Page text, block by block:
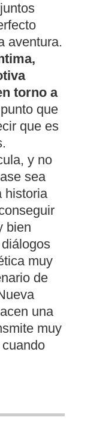
aventura.
torno a
que
que es
y no
sea
historia
bien
muy
de
una
muy